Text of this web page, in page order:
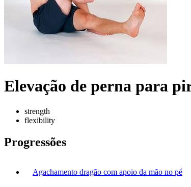
Elevação de perna para
strength
flexibility
Progressões
Agachamento dragão com apoio da mão no pé